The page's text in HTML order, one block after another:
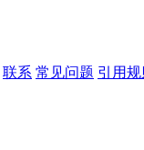
联系 常见问题 引用